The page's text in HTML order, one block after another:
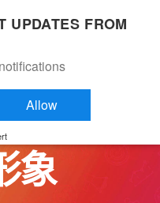
象
UPDATES FROM
Allow